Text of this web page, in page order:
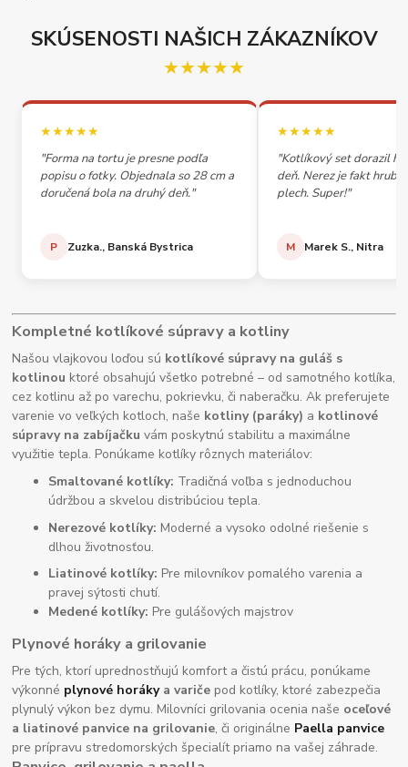
SKÚSENOSTI NAŠICH ZÁKAZNÍKOV
★★★★★
★★★★★
"Forma na tortu je presne podľa
popisu o fotky. Objednala so 28 cm a
doručená bola na druhý deň."
P Zuzka., Banská Bystrica
★★★★★
"Kotlíkový set dorazil
deň. Nerez je fakt
plech. Super!"
M Marek S., Nitra
Kompletné kotlíkové súpravy a kotliny
Našou vlajkovou loďou sú kotlíkové súpravy na guláš s
kotlinou ktoré obsahujú všetko potrebné – od samotného kotlíka,
cez kotlinu až po varechu, pokrievku, či naberačku. Ak preferujete
varenie vo veľkých kotloch, naše kotliny (paráky) a kotlinové
súpravy na zabíjačku vám poskytnú stabilitu a maximálne
využitie tepla. Ponúkame kotlíky rôznych materiálov:
Smaltované kotlíky: Tradičná voľba s jednoduchou
údržbou a skvelou distribúciou tepla.
Nerezové kotlíky: Moderné a vysoko odolné riešenie s
dlhou životnosťou.
Liatinové kotlíky: Pre milovníkov pomalého varenia a
pravej sýtosti chutí.
Medené kotlíky: Pre gulášových majstrov
Plynové horáky a grilovanie
Pre tých, ktorí uprednostňujú komfort a čistú prácu, ponúkame
výkonné plynové horákya variče pod kotlíky, ktoré zabezpečia
plynulý výkon bez dymu. Milovníci grilovania ocenia naše oceľové
a liatinové panvice na grilovanie, či originálne Paella panvice
pre prípravu stredomorských špecialít priamo na vašej záhrade.